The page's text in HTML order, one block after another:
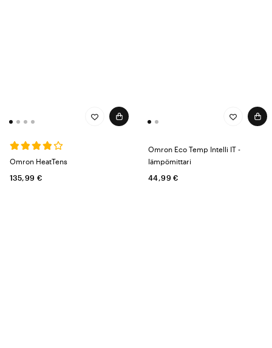
Omron HeatTens
135,99 €
Omron Eco Temp Intelli IT -
lämpömittari
44,99 €